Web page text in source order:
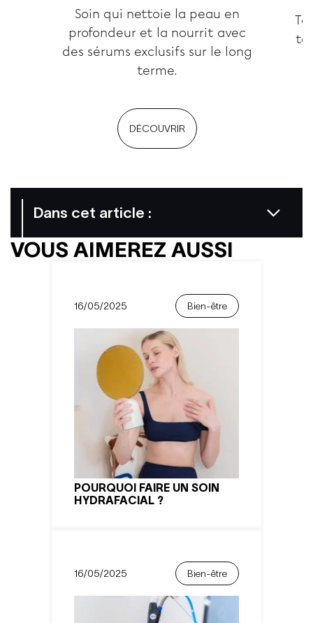
VOUS AIMEREZ AUSSI
16/05/2025 Bien-être
POURQUOI FAIRE UN SOIN
HYDRAFACIAL ?
16/05/2025 Bien-être
Dans cet article :
Soin qui nettoie la peau en
profondeur et la nourrit avec
des sérums exclusifs sur le long
terme.
DÉCOUVRIR